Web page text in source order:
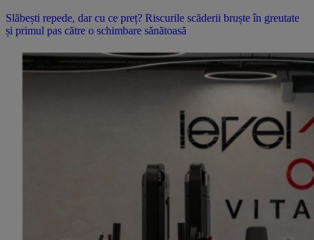
Slăbești repede, dar cu ce preț? Riscurile scăderii bruște în greutate
și primul pas către o schimbare sănătoasă